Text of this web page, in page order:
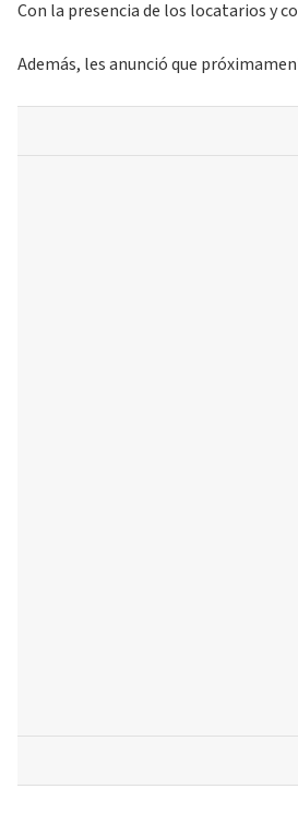
Con la presencia de los locatarios y
Además, les anunció que